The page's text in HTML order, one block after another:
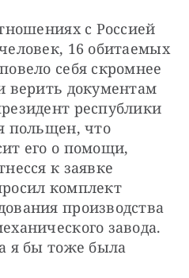
с Россией
16 обитаемых
себя скромнее
верить документам
республики
польщен, что
его о помощи,
к заявке
комплект
производства
завода.
я бы тоже была